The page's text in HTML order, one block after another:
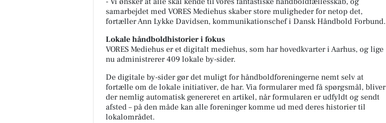
samarbejdet med VORES Mediehus skaber store muligheder for netop det,
fortæller Ann Lykke Davidsen, kommunikationschef i Dansk Håndbold Forbund.
Lokale håndboldhistorier i fokus
VORES Mediehus er et digitalt mediehus, som har hovedkvarter i Aarhus, og lige
nu administrerer 409 lokale by-sider.
De digitale by-sider gør det muligt for håndboldforeningerne nemt selv at
fortælle om de lokale initiativer, de har. Via formularer med få spørgsmål, bliver
der nemlig automatisk genereret en artikel, når formularen er udfyldt og sendt
afsted – på den måde kan alle foreninger komme ud med deres historier til
lokalområdet.